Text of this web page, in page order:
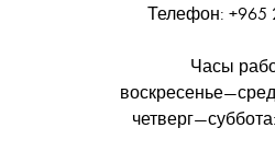
Телефон: +965
Часы